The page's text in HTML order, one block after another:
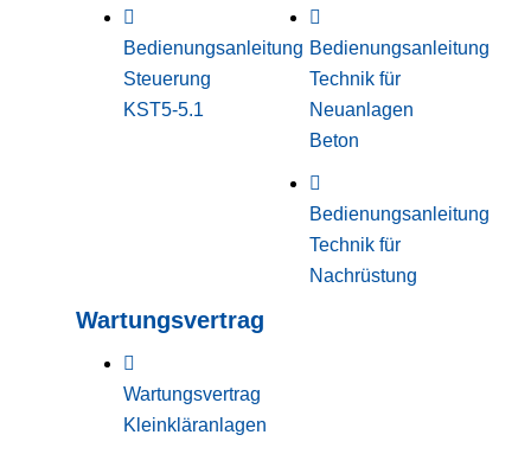
Bedienungsanleitung
Steuerung
KST5-5.1
Bedienungsanleitung
Technik für
Neuanlagen
Beton
Bedienungsanleitung
Technik für
Nachrüstung
Wartungsvertrag
Wartungsvertrag
Kleinkläranlagen